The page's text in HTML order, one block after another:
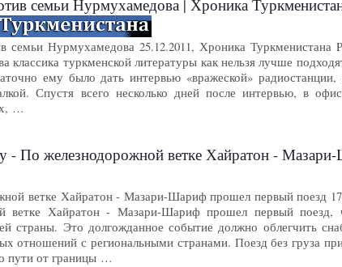
семьи Нурмухамедова | Хроника
семьи Нурмухамедова 25.12.2011, Хроника
классика туркменской литературы как нельзя лучше
ему было дать интервью «вражеской»
Спустя всего несколько дней после интервью, в
…
- По железнодорожной ветке Хайратон -
ветке Хайратон - Мазари-Шариф прошел первый поезд
ветке Хайратон - Мазари-Шариф прошел первый поезд,
страны. Это долгожданное событие должно облегчить
отношений с региональными странами. Поезд без груза
пути от границы …